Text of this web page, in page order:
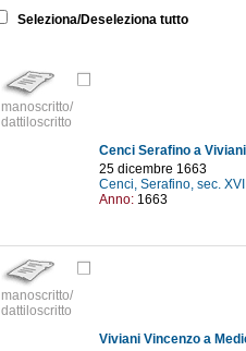
Seleziona/Deseleziona tutto
manoscritto/
dattiloscritto
Cenci Serafino a
25 dicembre 1663
Cenci, Serafino, sec.
Anno: 1663
manoscritto/
dattiloscritto
Viviani Vincenzo a